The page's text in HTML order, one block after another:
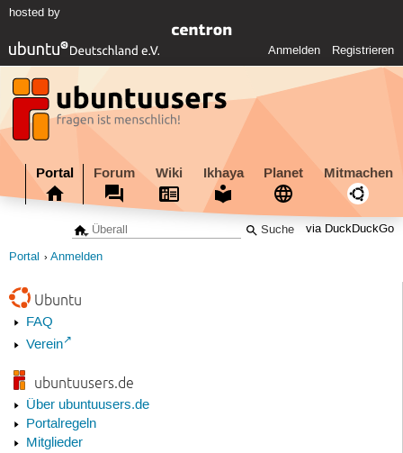
hosted by
Anmelden Registrieren
Portal Forum Wiki Ikhaya Planet Mitmachen
via DuckDuckGo
Portal Anmelden
Ubuntu
FAQ
Verein
ubuntuusers.de
Über ubuntuusers.de
Portalregeln
Mitglieder